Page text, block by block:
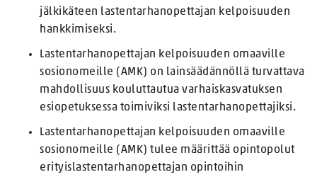
jälkikäteen lastentarhanopettajan kelpoisuuden
hankkimiseksi.
Lastentarhanopettajan kelpoisuuden omaaville
sosionomeille (AMK) on lainsäädännöllä turvattava
mahdollisuus kouluttautua varhaiskasvatuksen
esiopetuksessa toimiviksi lastentarhanopettajiksi.
Lastentarhanopettajan kelpoisuuden omaaville
sosionomeille (AMK) tulee määrittää opintopolut
erityislastentarhanopettajan opintoihin